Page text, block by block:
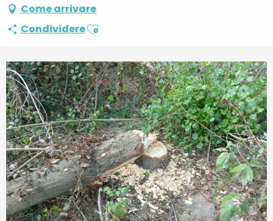
Come arrivare
CondividereAjouter aux favoris